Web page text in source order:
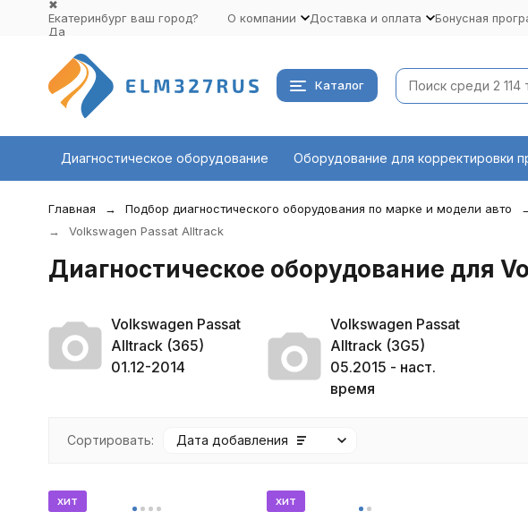
✖
Екатеринбург ваш город?
Да
О компании Доставка и оплата Бонусная
Каталог
Диагностическое оборудование Оборудование для корректировки
Главная Подбор диагностического оборудования по марке и модели авто
Volkswagen Passat Alltrack
Диагностическое оборудование для
Volkswagen Passat
Alltrack (365)
01.12-2014
Volkswagen Passat
Alltrack (3G5)
05.2015 - наст.
время
Сортировать: Дата добавления
хит хит